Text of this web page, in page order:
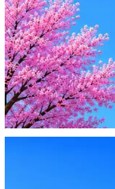
AI-
AI
4
Будьте осторожны: если
деньги — это мошенники.
Жмите Пожаловаться ·
Стратегия